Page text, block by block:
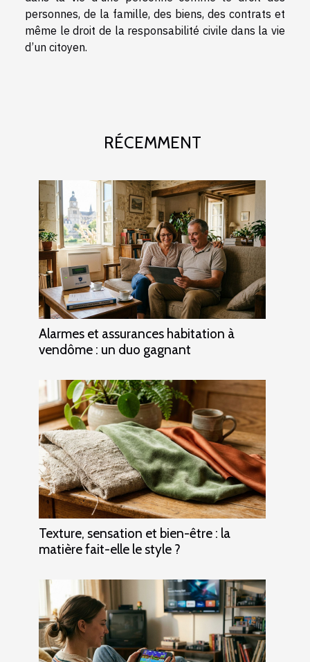
personnes, de la famille, des biens, des contrats et
même le droit de la responsabilité civile dans la vie
d’un citoyen.
RÉCEMMENT
Alarmes et assurances habitation à
vendôme : un duo gagnant
Texture, sensation et bien-être : la
matière fait-elle le style ?